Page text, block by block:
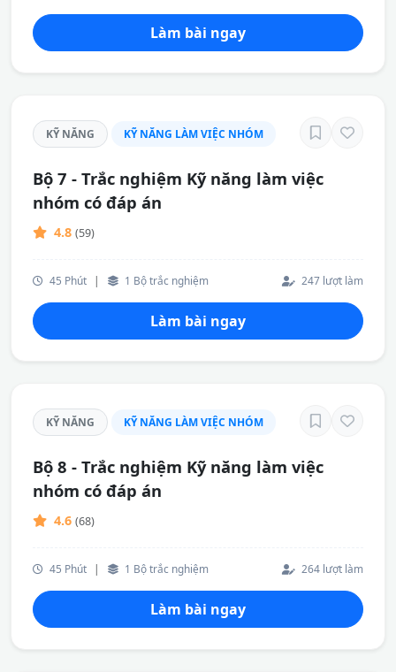
Làm bài ngay
KỸ NĂNG KỸ NĂNG LÀM VIỆC NHÓM
Bộ 7 - Trắc nghiệm Kỹ năng làm việc
nhóm có đáp án
4.8 (59)
45 Phút | 1 Bộ trắc nghiệm 247 lượt làm
Làm bài ngay
KỸ NĂNG KỸ NĂNG LÀM VIỆC NHÓM
Bộ 8 - Trắc nghiệm Kỹ năng làm việc
nhóm có đáp án
4.6 (68)
45 Phút | 1 Bộ trắc nghiệm 264 lượt làm
Làm bài ngay